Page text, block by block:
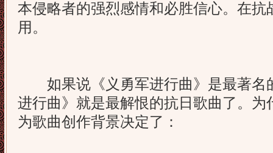
本侵略者的强烈感情和必胜信心。在抗
用。
如果说《义勇军进行曲》是最著名
进行曲》就是最解恨的抗日歌曲了。为
为歌曲创作背景决定了：